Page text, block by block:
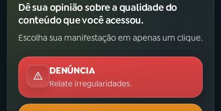
Dê sua opinião sobre a qualidade do
conteúdo que você acessou.
Escolha sua manifestação em apenas um clique.
DENÚNCIA
Relate irregularidades.